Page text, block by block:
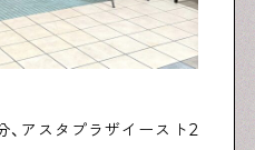
アスタプラザイースト2